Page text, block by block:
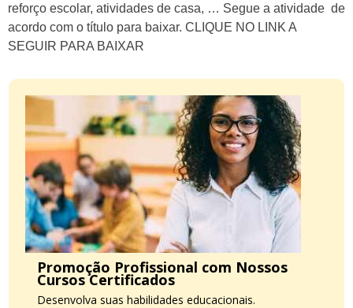
reforço escolar, atividades de casa, … Segue a atividade de
acordo com o título para baixar. CLIQUE NO LINK A
SEGUIR PARA BAIXAR
Promoção Profissional com Nossos
Cursos Certificados
Desenvolva suas habilidades educacionais.